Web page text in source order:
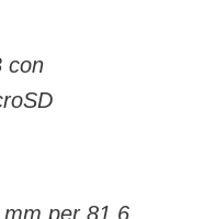
con
mm per 81,6